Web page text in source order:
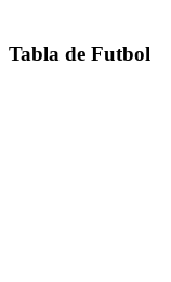
Tabla de Futbol